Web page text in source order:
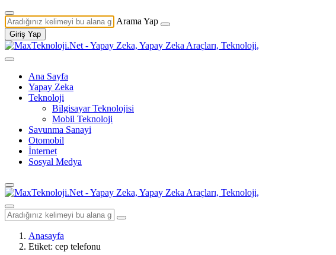
Arama Yap
Giriş Yap
Ana Sayfa
Yapay Zeka
Teknoloji
Bilgisayar Teknolojisi
Mobil Teknoloji
Savunma Sanayi
Otomobil
İnternet
Sosyal Medya
Anasayfa
Etiket: cep telefonu